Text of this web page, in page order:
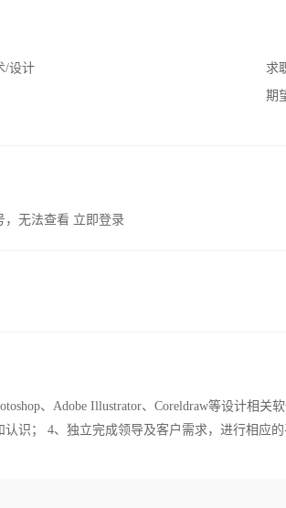
/设计
求
期
，无法查看 立即登录
、Adobe Illustrator、Coreldraw等设计相
认识； 4、独立完成领导及客户需求，进行相应